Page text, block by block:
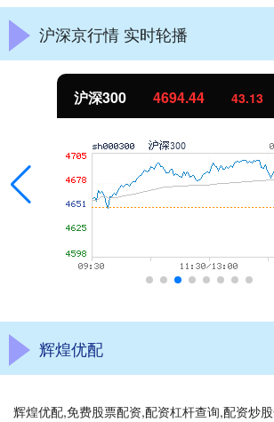
沪深京行情 实时轮播
沪深300 4694.44 43.13
辉煌优配
辉煌优配,免费股票配资,配资杠杆查询,配资炒